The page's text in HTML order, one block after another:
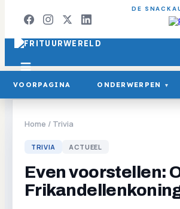
DE
VOORPAGINA ONDERWERPEN ▾
Home / Trivia
TRIVIA ACTUEEL
Even voorstellen: